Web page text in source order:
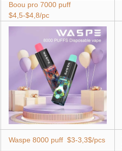
Boou pro 7000 puff
$4,5-$4,8/pc
Waspe 8000 puff $3-3,3$/pcs